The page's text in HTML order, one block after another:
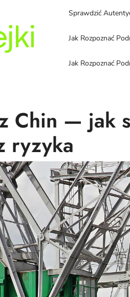
Sprawdzić
Jak Rozpoznać
Jak Rozpoznać
Chin — jak
ryzyka